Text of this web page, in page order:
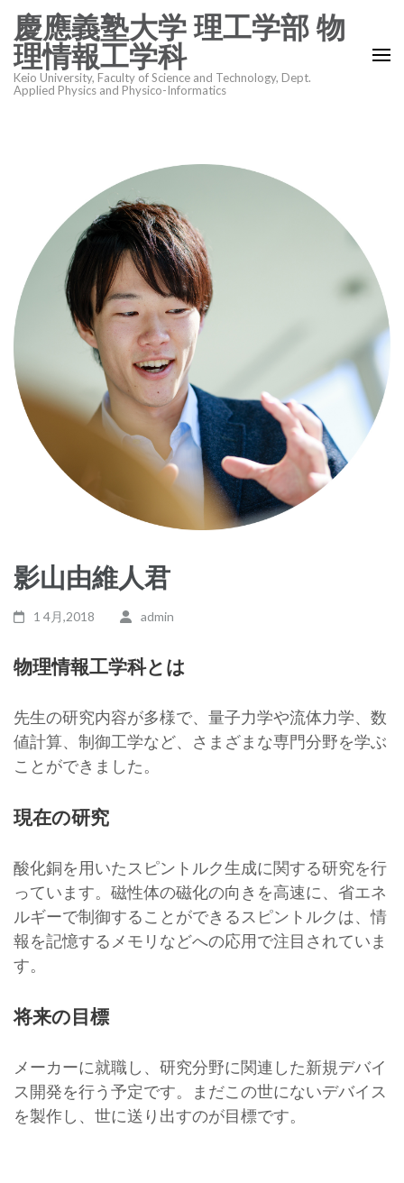
ン
テ
ン
(Enter
す)
慶應義塾大学 理工学部 物
理情報工学科
Keio University, Faculty of Science and Technology, Dept.
Applied Physics and Physico-Informatics
影山由維人君
1 4月,2018 admin
物理情報工学科とは
先生の研究内容が多様で、量子力学や流体力学、数
値計算、制御工学など、さまざまな専門分野を学ぶ
ことができました。
現在の研究
酸化銅を用いたスピントルク生成に関する研究を行
っています。磁性体の磁化の向きを高速に、省エネ
ルギーで制御することができるスピントルクは、情
報を記憶するメモリなどへの応用で注目されていま
す。
将来の目標
メーカーに就職し、研究分野に関連した新規デバイ
ス開発を行う予定です。まだこの世にないデバイス
を製作し、世に送り出すのが目標です。